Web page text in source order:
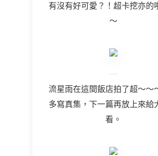
有沒有好可愛？！超卡挖亦的
～
流星雨在這間飯店拍了超～～
多寫真集，下一篇再放上來給
看。